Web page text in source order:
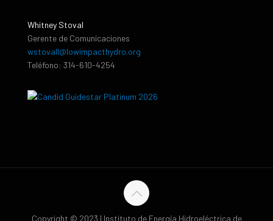
Whitney Stoval
Gerente de Comunicaciones
wstovall@lowimpacthydro.org
Teléfono: 314-610-4254
Copyright © 2023 | Instituto de Energía Hidroeléctrica de